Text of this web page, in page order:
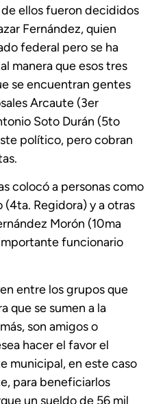
ellos fueron decididos
Fernández, quien
federal pero se ha
manera que esos tres
se encuentran gentes
Arcaute (3er
Soto Durán (5to
político, pero cobran
colocó a personas como
(4ta. Regidora) y a otras
Morón (10ma
funcionario
entre los grupos que
que se sumen a la
son amigos o
hacer el favor el
municipal, en este caso
para beneficiarlos
un sueldo de 56 mil